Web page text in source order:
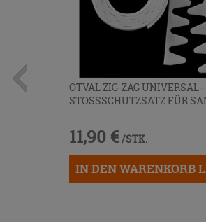
OTVAL ZIG-ZAG UNIVERSAL-
STOSSSCHUTZSATZ FÜR
11,90 € /STK.
IN DEN WARENKORB